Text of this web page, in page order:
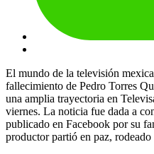
El mundo de la televisión
fallecimiento de Pedro Torres
una amplia trayectoria en
viernes. La noticia fue dada a
publicado en Facebook por su
productor partió en paz, rodeado